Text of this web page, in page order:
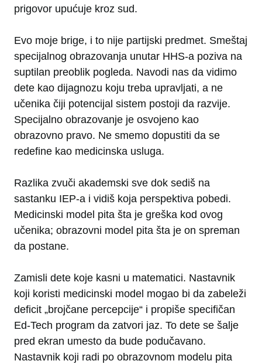
prigovor upućuje kroz sud.
Evo moje brige, i to nije partijski predmet. Smeštaj
specijalnog obrazovanja unutar HHS-a poziva na
suptilan preoblik pogleda. Navodi nas da vidimo
dete kao dijagnozu koju treba upravljati, a ne
učenika čiji potencijal sistem postoji da razvije.
Specijalno obrazovanje je osvojeno kao
obrazovno pravo. Ne smemo dopustiti da se
redefine kao medicinska usluga.
Razlika zvuči akademski sve dok sediš na
sastanku IEP-a i vidiš koja perspektiva pobedi.
Medicinski model pita šta je greška kod ovog
učenika; obrazovni model pita šta je on spreman
da postane.
Zamisli dete koje kasni u matematici. Nastavnik
koji koristi medicinski model mogao bi da zabeleži
deficit „brojčane percepcije“ i propiše specifičan
Ed-Tech program da zatvori jaz. To dete se šalje
pred ekran umesto da bude podučavano.
Nastavnik koji radi po obrazovnom modelu pita